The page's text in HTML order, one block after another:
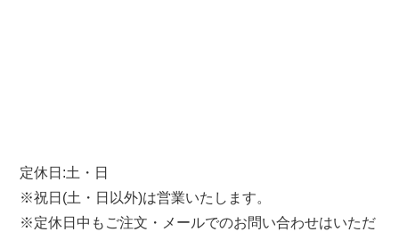
定休日:土・日
※祝日(土・日以外)は営業いたします。
※定休日中もご注文・メールでのお問い合わせはいただ